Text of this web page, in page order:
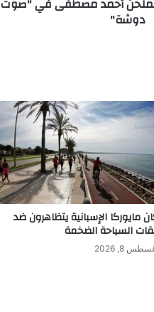
أحمد مصطفى في "صوت
دوشة"
مايوركا الإسبانية يتظاهرون ضد
السياحة الضخمة
8, 2026